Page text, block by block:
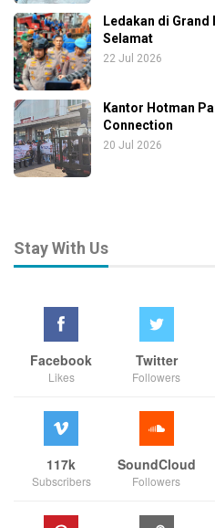
Ledakan di Grand
Selamat
22 Jul 2026
Kantor Hotman
Connection
20 Jul 2026
Stay With Us
Facebook
Likes
Twitter
Followers
117k
Subscribers
SoundCloud
Followers